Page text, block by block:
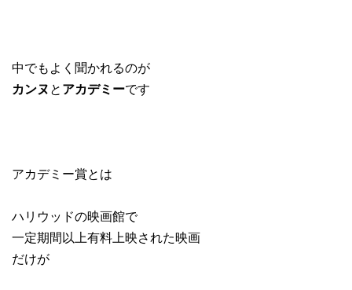
中でもよく聞かれるのが
カンヌとアカデミーです
アカデミー賞とは
ハリウッドの映画館で
一定期間以上有料上映された映画
だけが